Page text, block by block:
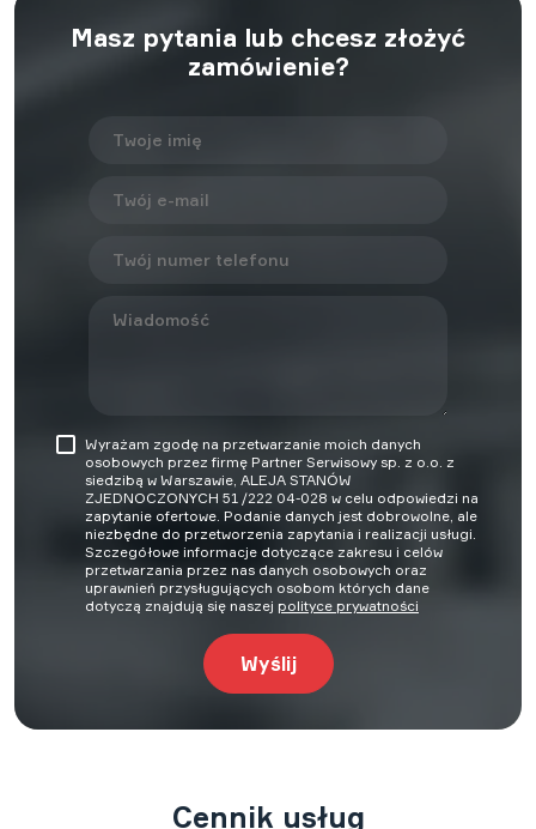
Masz pytania lub chcesz złożyć
zamówienie?
Wyrażam zgodę na przetwarzanie moich danych
osobowych przez firmę Partner Serwisowy sp. z o.o. z
siedzibą w Warszawie, ALEJA STANÓW
ZJEDNOCZONYCH 51 /222 04-028 w celu odpowiedzi na
zapytanie ofertowe. Podanie danych jest dobrowolne, ale
niezbędne do przetworzenia zapytania i realizacji usługi.
Szczegółowe informacje dotyczące zakresu i celów
przetwarzania przez nas danych osobowych oraz
uprawnień przysługujących osobom których dane
dotyczą znajdują się naszej polityce prywatności
Cennik usług